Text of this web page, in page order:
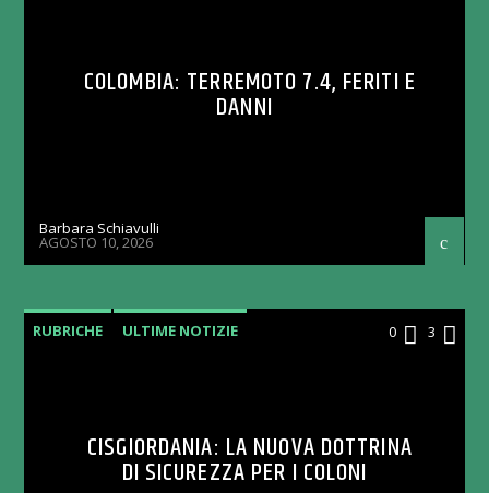
COLOMBIA: TERREMOTO 7.4, FERITI E
DANNI
Barbara Schiavulli
AGOSTO 10, 2026
RUBRICHE ULTIME NOTIZIE 0 3
CISGIORDANIA: LA NUOVA DOTTRINA
DI SICUREZZA PER I COLONI